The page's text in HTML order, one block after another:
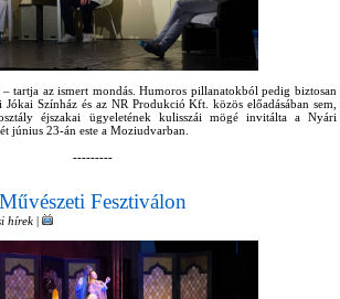
– tartja az ismert mondás. Humoros pillanatokból pedig biztosan
Színház és az NR Produkció Kft. közös előadásában sem,
éjszakai ügyeletének kulisszái mögé invitálta a Nyári
június 23-án este a Moziudvarban.
---------
Fesztiválon
hírek |